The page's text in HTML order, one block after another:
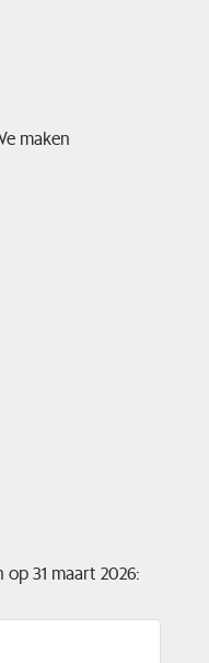
maken
31 maart 2026: